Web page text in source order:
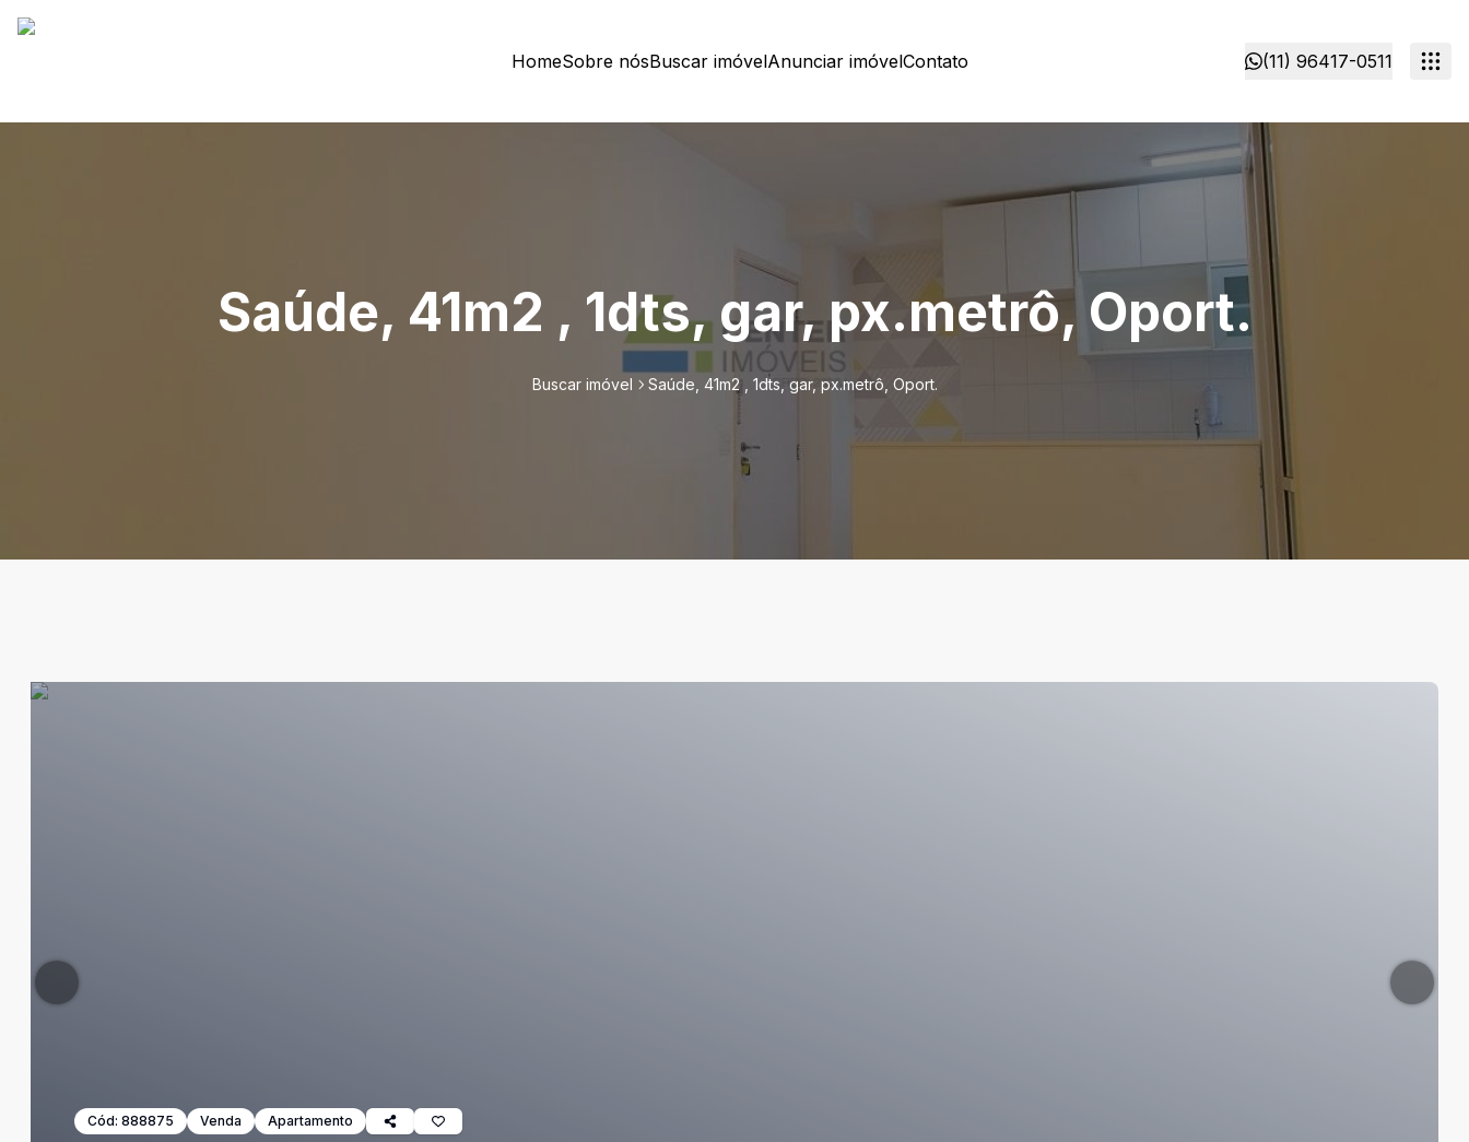
HomeSobre nósBuscar imóvelAnunciar imóvelContato (11) 96417-0511
Saúde, 41m2 , 1dts, gar, px.metrô, Oport.
Buscar imóvel Saúde, 41m2 , 1dts, gar, px.metrô, Oport.
Cód: 888875 Venda Apartamento